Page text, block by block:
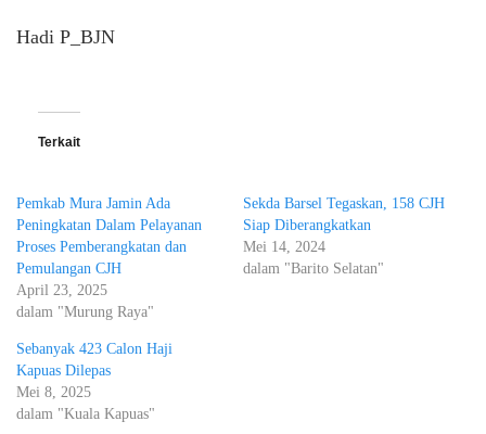
Hadi P_BJN
Terkait
Pemkab Mura Jamin Ada
Peningkatan Dalam Pelayanan
Proses Pemberangkatan dan
Pemulangan CJH
April 23, 2025
dalam "Murung Raya"
Sekda Barsel Tegaskan, 158 CJH
Siap Diberangkatkan
Mei 14, 2024
dalam "Barito Selatan"
Sebanyak 423 Calon Haji
Kapuas Dilepas
Mei 8, 2025
dalam "Kuala Kapuas"